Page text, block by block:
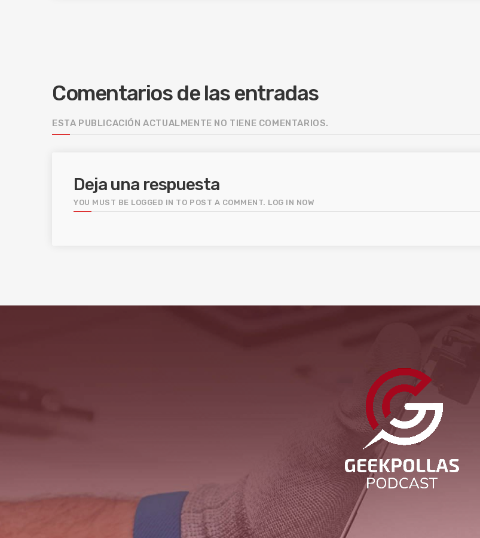
Comentarios de las entradas
ESTA PUBLICACIÓN ACTUALMENTE NO TIENE COMENTARIOS.
Deja una respuesta
YOU MUST BE LOGGED IN TO POST A COMMENT. LOG IN NOW